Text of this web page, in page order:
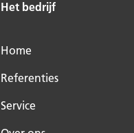
Het bedrijf
Home
Referenties
Service